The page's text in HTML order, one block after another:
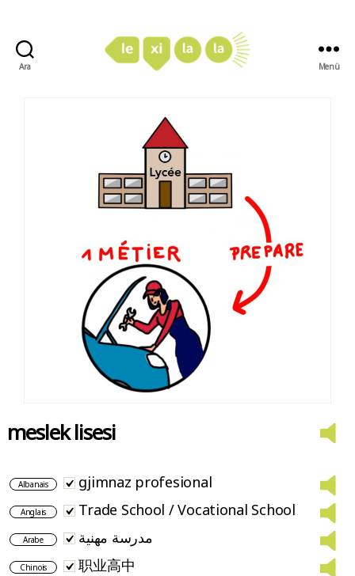
Ara Menü
meslek lisesi
Albanais gjimnaz profesional
Anglais Trade School / Vocational School
Arabe مدرسة مهنية
Chinois 职业高中